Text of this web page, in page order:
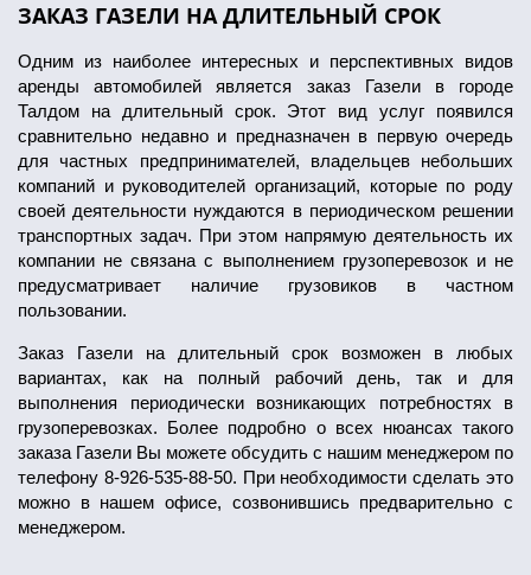
ЗАКАЗ ГАЗЕЛИ НА ДЛИТЕЛЬНЫЙ СРОК
Одним из наиболее интересных и перспективных видов
аренды автомобилей является заказ Газели в городе
Талдом на длительный срок. Этот вид услуг появился
сравнительно недавно и предназначен в первую очередь
для частных предпринимателей, владельцев небольших
компаний и руководителей организаций, которые по роду
своей деятельности нуждаются в периодическом решении
транспортных задач. При этом напрямую деятельность их
компании не связана с выполнением грузоперевозок и не
предусматривает наличие грузовиков в частном
пользовании.
Заказ Газели на длительный срок возможен в любых
вариантах, как на полный рабочий день, так и для
выполнения периодически возникающих потребностях в
грузоперевозках. Более подробно о всех нюансах такого
заказа Газели Вы можете обсудить с нашим менеджером по
телефону 8-926-535-88-50. При необходимости сделать это
можно в нашем офисе, созвонившись предварительно с
менеджером.